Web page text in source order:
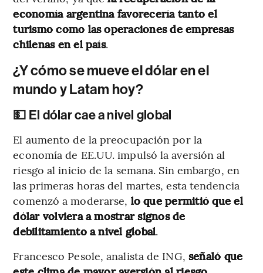
economía argentina favorecería tanto el
turismo como las operaciones de empresas
chilenas en el país.
¿Y cómo se mueve el dólar en el
mundo y Latam hoy?
💵 El dólar cae a nivel global
El aumento de la preocupación por la
economía de EE.UU. impulsó la aversión al
riesgo al inicio de la semana. Sin embargo, en
las primeras horas del martes, esta tendencia
comenzó a moderarse, lo que permitió que el
dólar volviera a mostrar signos de
debilitamiento a nivel global.
Francesco Pesole, analista de ING, señaló que